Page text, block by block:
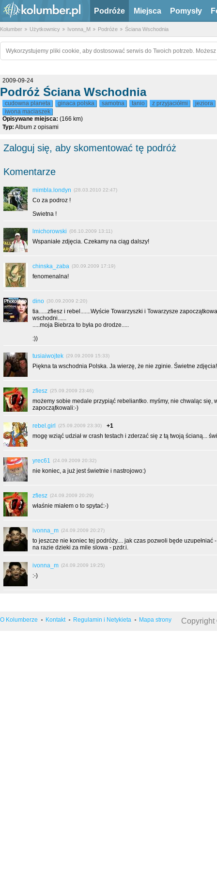
Podróże Miejsca Pomysły
Kolumber Użytkownicy Ivonna_M Podróże Ściana Wschodnia
Wykorzystujemy pliki cookie, aby dostosować serwis do Twoich potrzeb.
2009-09-24
Podróż Ściana Wschodnia
cudowna planeta ginaca polska samotna tanio z przyjaciółmi
jeziora
iwona maciaszek
Opisywane miejsca: (166 km)
Typ: Album z opisami
Zaloguj się, aby skomentować tę podróż
Komentarze
mimbla.londyn (28.03.2010 22:47)
Co za podroz !
Swietna !
lmichorowski (06.10.2009 13:11)
Wspaniałe zdjęcia. Czekamy na ciąg dalszy!
chinska_zaba (30.09.2009 17:19)
fenomenalna!
dino (30.09.2009 2:20)
tia......zfiesz i rebel.......Wyście Towarzyszki i Towarzysze
wschodni......
.....moja Biebrza to była po drodze.....
:))
tusiaiwojtek (29.09.2009 15:33)
Piękna ta wschodnia Polska. Ja wierzę, że nie zginie. Świetne zdjęcia!
zfiesz (25.09.2009 23:46)
możemy sobie medale przypiąć rebeliantko. myśmy, nie chwaląc się,
zapoczątkowali:-)
rebel.girl (25.09.2009 23:30)
+1
mogę wziąć udział w crash testach i zderzać się z tą twoją ścianą...
yrec61 (24.09.2009 20:32)
nie koniec, a już jest świetnie i nastrojowo:)
zfiesz (24.09.2009 20:29)
właśnie miałem o to spytać:-)
ivonna_m (24.09.2009 20:27)
to jeszcze nie koniec tej podróży.... jak czas pozwoli będe uzupełniać
na razie dzieki za mile slowa - pzdr.i.
ivonna_m (24.09.2009 19:25)
:-)
O Kolumberze Kontakt Regulamin i Netykieta Mapa strony